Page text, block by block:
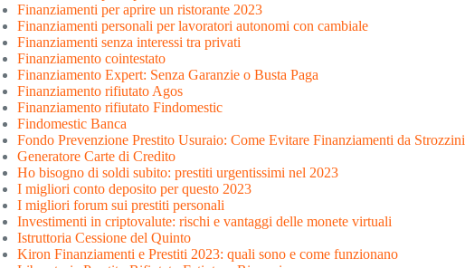
Finanziamenti per aprire un ristorante 2023
Finanziamenti personali per lavoratori autonomi con cambiale
Finanziamenti senza interessi tra privati
Finanziamento cointestato
Finanziamento Expert: Senza Garanzie o Busta Paga
Finanziamento rifiutato Agos
Finanziamento rifiutato Findomestic
Findomestic Banca
Fondo Prevenzione Prestito Usuraio: Come Evitare Finanziamenti da Strozzini
Generatore Carte di Credito
Ho bisogno di soldi subito: prestiti urgentissimi nel 2023
I migliori conto deposito per questo 2023
I migliori forum sui prestiti personali
Investimenti in criptovalute: rischi e vantaggi delle monete virtuali
Istruttoria Cessione del Quinto
Kiron Finanziamenti e Prestiti 2023: quali sono e come funzionano